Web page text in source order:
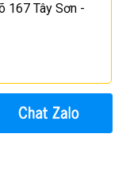
167 Tây Sơn -